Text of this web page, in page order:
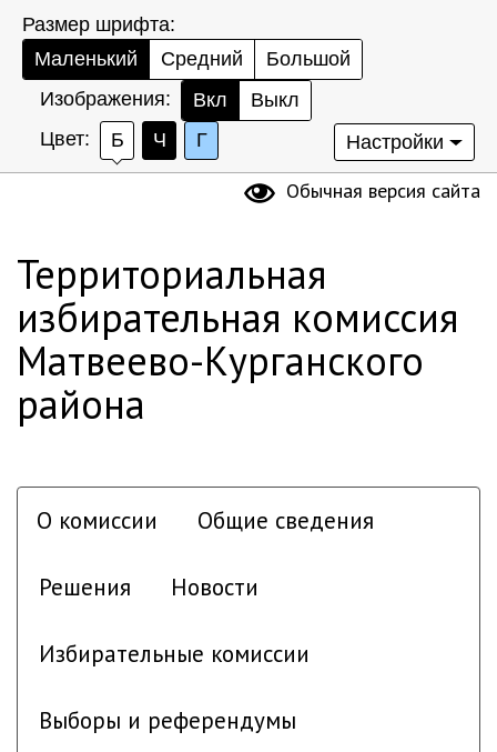
Размер шрифта:
Маленький
Средний
Большой
Изображения:
Вкл
Выкл
Цвет:
Б Ч Г Настройки
Обычная версия сайта
Территориальная
избирательная комиссия
Матвеево-Курганского
района
О комиссии Общие сведения
Решения Новости
Избирательные комиссии
Выборы и референдумы